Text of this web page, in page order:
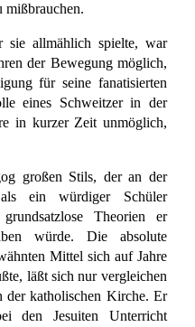
mißbrauchen.
sie allmählich spielte, war
der Bewegung möglich,
für seine fanatisierten
eines Schweitzer in der
in kurzer Zeit unmöglich,
großen Stils, der an der
ein würdiger Schüler
Theorien er
würde. Die absolute
Mittel sich auf Jahre
läßt sich nur vergleichen
der katholischen Kirche. Er
den Jesuiten Unterricht